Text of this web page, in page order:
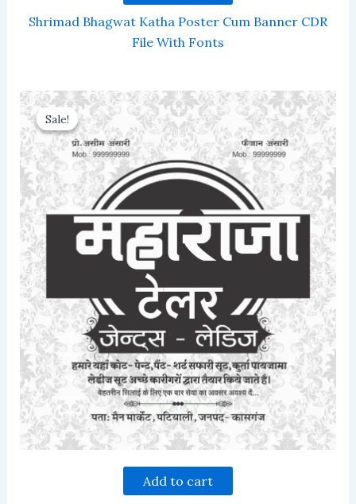
Shrimad Bhagwat Katha Poster Cum Banner CDR
File With Fonts
Sale!
Sale!
Add to cart